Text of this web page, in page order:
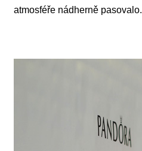
atmosféře nádherně pasovalo.